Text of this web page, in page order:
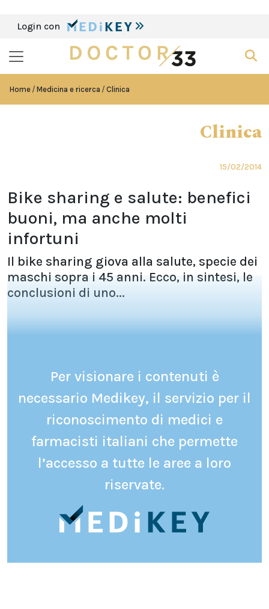
Login con
Home Medicina e ricerca Clinica
Clinica
15/02/2014
Bike sharing e salute: benefici
buoni, ma anche molti
infortuni
Il bike sharing giova alla salute, specie dei
maschi sopra i 45 anni. Ecco, in sintesi, le
conclusioni di uno...
Per visionare i contenuti è
necessario Medikey, il servizio per il
riconoscimento di medici e
farmacisti italiani che permette
l’accesso a tutte le aree a loro
riservate.